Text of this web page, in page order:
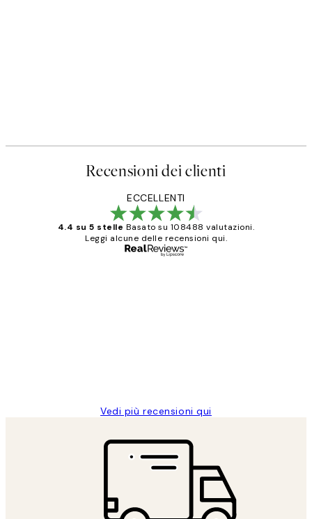
Recensioni dei clienti
ECCELLENTI
4.4 su 5 stelle Basato su 108488 valutazioni.
Leggi alcune delle recensioni qui.
Vedi più recensioni qui